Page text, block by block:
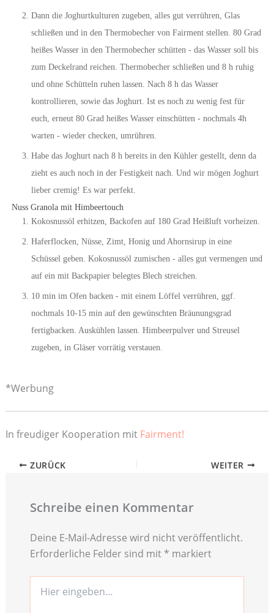
Dann die Joghurtkulturen zugeben, alles gut verrühren, Glas
schließen und in den Thermobecher von Fairment stellen. 80 Grad
heißes Wasser in den Thermobecher schütten - das Wasser soll bis
zum Deckelrand reichen. Thermobecher schließen und 8 h ruhig
und ohne Schütteln ruhen lassen. Nach 8 h das Wasser
kontrollieren, sowie das Joghurt. Ist es noch zu wenig fest für
euch, erneut 80 Grad heißes Wasser einschütten - nochmals 4h
warten - wieder checken, umrühren.
Habe das Joghurt nach 8 h bereits in den Kühler gestellt, denn da
zieht es auch noch in der Festigkeit nach. Und wir mögen Joghurt
lieber cremig! Es war perfekt.
Nuss Granola mit Himbeertouch
Kokosnussöl erhitzen, Backofen auf 180 Grad Heißluft vorheizen.
Haferflocken, Nüsse, Zimt, Honig und Ahornsirup in eine
Schüssel geben. Kokosnussöl zumischen - alles gut vermengen und
auf ein mit Backpapier belegtes Blech streichen.
10 min im Ofen backen - mit einem Löffel verrühren, ggf.
nochmals 10-15 min auf den gewünschten Bräunungsgrad
fertigbacken. Auskühlen lassen. Himbeerpulver und Streusel
zugeben, in Gläser vorrätig verstauen.
*Werbung
In freudiger Kooperation mit Fairment!
ZURÜCK WEITER
Schreibe einen Kommentar
Deine E-Mail-Adresse wird nicht veröffentlicht.
Erforderliche Felder sind mit * markiert
eingeben…